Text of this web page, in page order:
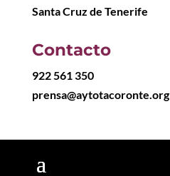
Santa Cruz de Tenerife
Contacto
922 561 350
prensa@aytotacoronte.org